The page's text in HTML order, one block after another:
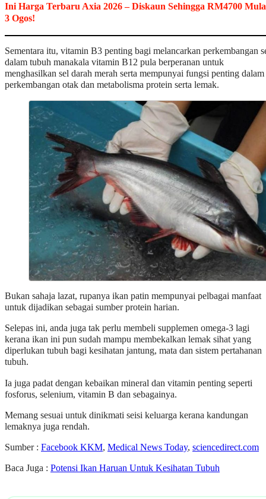
Ini Harga Terbaru Axia 2026 – Diskaun Sehingga RM4700
3 Ogos!
Sementara itu, vitamin B3 penting bagi melancarkan perkembangan
dalam tubuh manakala vitamin B12 pula berperanan untuk
menghasilkan sel darah merah serta mempunyai fungsi penting dalam
perkembangan otak dan metabolisma protein serta lemak.
Bukan sahaja lazat, rupanya ikan patin mempunyai pelbagai manfaat
untuk dijadikan sebagai sumber protein harian.
Selepas ini, anda juga tak perlu membeli supplemen omega-3 lagi
kerana ikan ini pun sudah mampu membekalkan lemak sihat yang
diperlukan tubuh bagi kesihatan jantung, mata dan sistem pertahanan
tubuh.
Ia juga padat dengan kebaikan mineral dan vitamin penting seperti
fosforus, selenium, vitamin B dan sebagainya.
Memang sesuai untuk dinikmati seisi keluarga kerana kandungan
lemaknya juga rendah.
Sumber : Facebook KKM, Medical News Today, sciencedirect.com
Baca Juga : Potensi Ikan Haruan Untuk Kesihatan Tubuh